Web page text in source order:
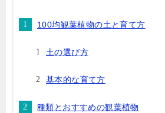
100均観葉植物の土と育て方
土の選び方
基本的な育て方
種類とおすすめの観葉植物